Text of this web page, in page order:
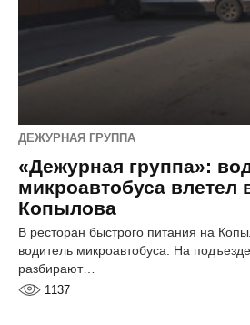
ДЕЖУРНАЯ ГРУППА
«Дежурная группа»:
микроавтобуса влетел
Копылова
В ресторан быстрого питания на
водитель микроавтобуса. На
разбирают…
1137